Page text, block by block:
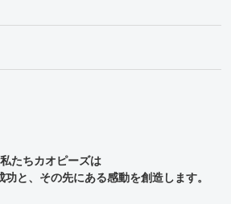
私たちカオピーズは
と、その先にある感動を創造します。